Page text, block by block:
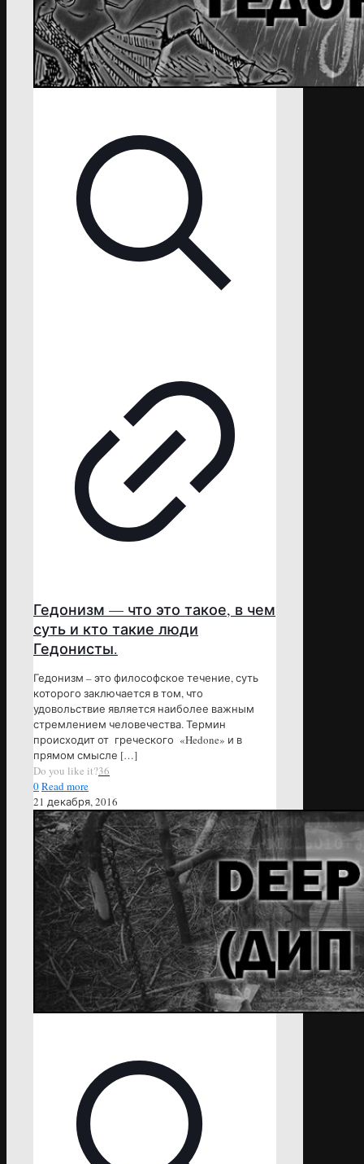
Гедонизм — что это такое, в чем
суть и кто такие люди
Гедонисты.
Гедонизм – это философское течение, суть
которого заключается в том, что
удовольствие является наиболее важным
стремлением человечества. Термин
происходит от греческого «Hedone» и в
прямом смысле […]
Do you like it?36
0Read more
21 декабря, 2016